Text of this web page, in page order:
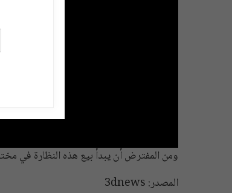
ومن المفترض أن يبدأ بيع هذه النظارة في مختلف
المصدر: 3dnews